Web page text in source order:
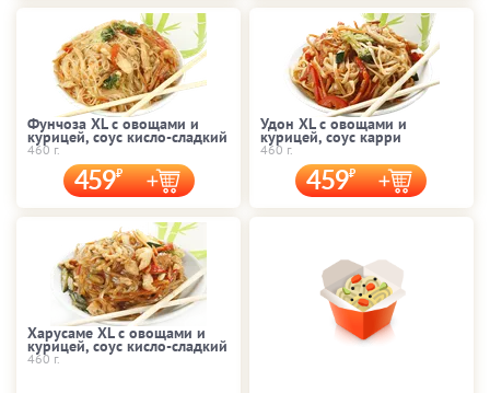
Фунчоза XL с овощами и
курицей, соус кисло-сладкий
460 г.
459
Удон XL с овощами и
курицей, соус карри
460 г.
459
Харусаме XL с овощами и
курицей, соус кисло-сладкий
460 г.